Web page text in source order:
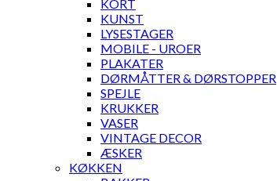
KORT
KUNST
LYSESTAGER
MOBILE - UROER
PLAKATER
DØRMÅTTER & DØRSTOPPER
SPEJLE
KRUKKER
VASER
VINTAGE DECOR
ÆSKER
KØKKEN